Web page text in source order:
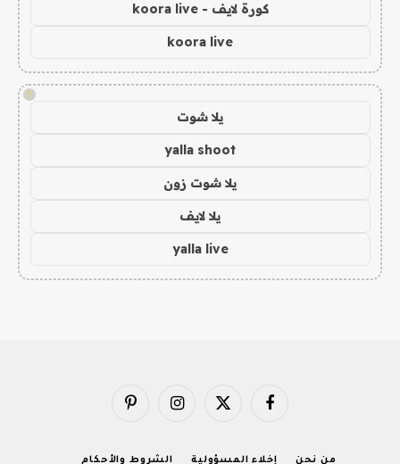
كورة لايف - koora live
koora live
!
يلا شوت
yalla shoot
يلا شوت زون
يلا لايف
yalla live
فيسبوك X
الانستغرامبينتيريست
من نحن إخلاء المسؤولية الشروط والأحكام